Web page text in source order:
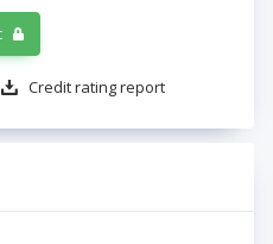
Credit rating report